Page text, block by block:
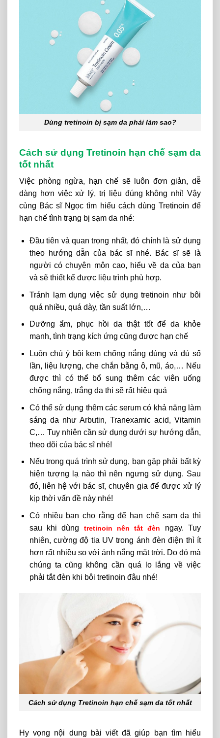
Dùng tretinoin bị sạm da phải làm sao?
Cách sử dụng Tretinoin hạn chế sạm da
tốt nhất
Việc phòng ngừa, hạn chế sẽ luôn đơn giản, dễ
dàng hơn việc xử lý, trị liệu đúng không nhỉ! Vậy
cùng Bác sĩ Ngọc tìm hiểu cách dùng Tretinoin để
hạn chế tình trạng bị sạm da nhé:
Đầu tiên và quan trọng nhất, đó chính là sử dụng
theo hướng dẫn của bác sĩ nhé. Bác sĩ sẽ là
người có chuyên môn cao, hiểu về da của bạn
và sẽ thiết kế được liệu trình phù hợp.
Tránh lạm dụng việc sử dụng tretinoin như bôi
quá nhiều, quá dày, tần suất lớn,…
Dưỡng ẩm, phục hồi da thật tốt để da khỏe
mạnh, tình trạng kích ứng cũng được hạn chế
Luôn chú ý bôi kem chống nắng đúng và đủ số
lần, liệu lượng, che chắn bằng ô, mũ, áo,… Nếu
được thì có thể bổ sung thêm các viên uống
chống nắng, trắng da thì sẽ rất hiệu quả
Có thể sử dụng thêm các serum có khả năng làm
sáng da như Arbutin, Tranexamic acid, Vitamin
C,… Tuy nhiên cần sử dụng dưới sự hướng dẫn,
theo dõi của bác sĩ nhé!
Nếu trong quá trình sử dụng, bạn gặp phải bất kỳ
hiện tượng lạ nào thì nên ngưng sử dụng. Sau
đó, liên hệ với bác sĩ, chuyên gia để được xử lý
kịp thời vấn đề này nhé!
Có nhiều bạn cho rằng để hạn chế sạm da thì
sau khi dùng tretinoin nên tắt đèn
ngay. Tuy
nhiên, cường độ tia UV trong ánh đèn điện thì ít
hơn rất nhiều so với ánh nắng mặt trời. Do đó mà
chúng ta cũng không cần quá lo lắng về việc
phải tắt đèn khi bôi tretinoin đâu nhé!
Cách sử dụng Tretinoin hạn chế sạm da tốt nhất
Hy vọng nội dung bài viết đã giúp bạn tìm hiểu